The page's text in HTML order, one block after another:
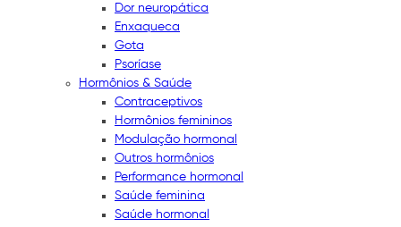
Dor neuropática
Enxaqueca
Gota
Psoríase
Hormônios & Saúde
Contraceptivos
Hormônios femininos
Modulação hormonal
Outros hormônios
Performance hormonal
Saúde feminina
Saúde hormonal